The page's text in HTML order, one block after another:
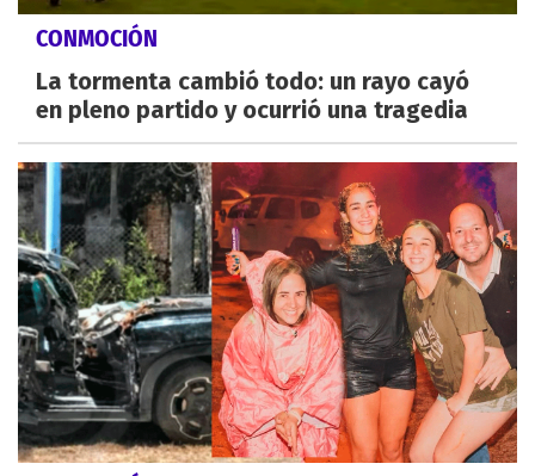
CONMOCIÓN
La tormenta cambió todo: un rayo cayó
en pleno partido y ocurrió una tragedia